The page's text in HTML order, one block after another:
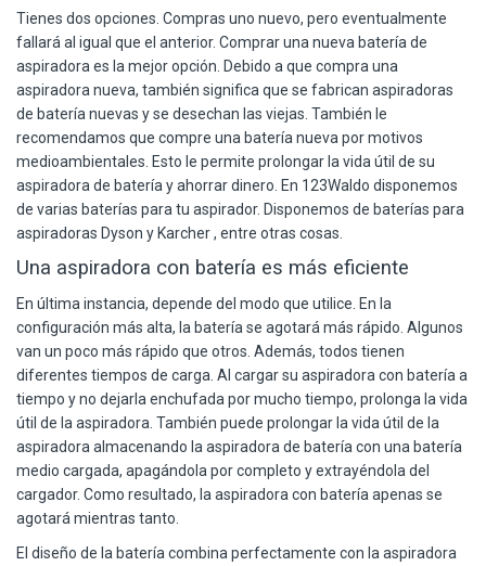
Tienes dos opciones. Compras uno nuevo, pero eventualmente
fallará al igual que el anterior. Comprar una nueva batería de
aspiradora es la mejor opción. Debido a que compra una
aspiradora nueva, también significa que se fabrican aspiradoras
de batería nuevas y se desechan las viejas. También le
recomendamos que compre una batería nueva por motivos
medioambientales. Esto le permite prolongar la vida útil de su
aspiradora de batería y ahorrar dinero. En 123Waldo disponemos
de varias baterías para tu aspirador. Disponemos de baterías para
aspiradoras Dyson y Karcher, entre otras cosas.
Una aspiradora con batería es más eficiente
En última instancia, depende del modo que utilice. En la
configuración más alta, la batería se agotará más rápido. Algunos
van un poco más rápido que otros. Además, todos tienen
diferentes tiempos de carga. Al cargar su aspiradora con batería a
tiempo y no dejarla enchufada por mucho tiempo, prolonga la vida
útil de la aspiradora. También puede prolongar la vida útil de la
aspiradora almacenando la aspiradora de batería con una batería
medio cargada, apagándola por completo y extrayéndola del
cargador. Como resultado, la aspiradora con batería apenas se
agotará mientras tanto.
El diseño de la batería combina perfectamente con la aspiradora